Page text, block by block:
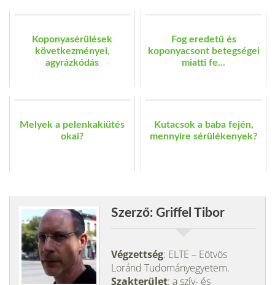
Koponyasérülések
következményei,
agyrázkódás
Fog eredetű és
koponyacsont betegségei
miatti fe...
Melyek a pelenkakiütés
okai?
Kutacsok a baba fején,
mennyire sérülékenyek?
Szerző: Griffel Tibor
Végzettség: ELTE – Eötvös
Loránd Tudományegyetem.
Szakterület: a szív- és